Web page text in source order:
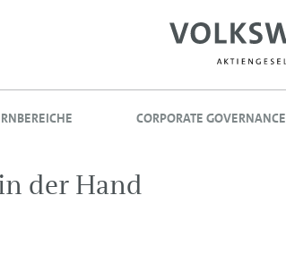
CORPORATE GOVERNANCE
der Hand